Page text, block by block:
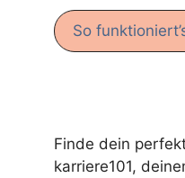
So
Finde dein
karriere101,